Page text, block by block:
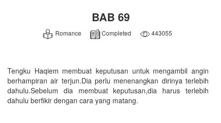
BAB 69
Romance Completed 443055
Tengku Haqiem membuat keputusan untuk mengambil angin
berhampiran air terjun.Dia perlu menenangkan dirinya terlebih
dahulu.Sebelum dia membuat keputusan,dia harus terlebih
dahulu berfikir dengan cara yang matang.